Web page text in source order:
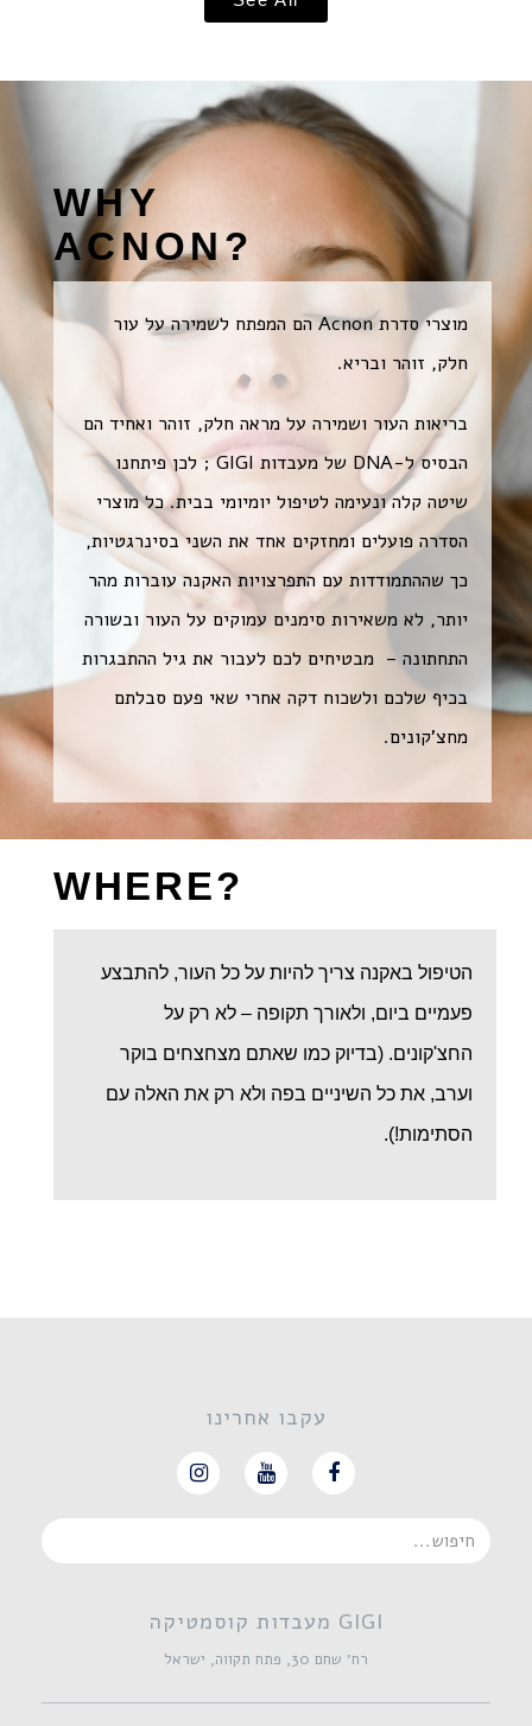
WHY
ACNON?
מוצרי סדרת Acnon הם המפתח לשמירה על עור
חלק, זוהר ובריא.
בריאות העור ושמירה על מראה חלק, זוהר ואחיד הם
הבסיס ל-DNA של מעבדות GIGI ; לכן פיתחנו
שיטה קלה ונעימה לטיפול יומיומי בבית. כל מוצרי
הסדרה פועלים ומחזקים אחד את השני בסינרגטיות,
כך שההתמודדות עם התפרצויות האקנה עוברות מהר
יותר, לא משאירות סימנים עמוקים על העור ובשורה
התחתונה – מבטיחים לכם לעבור את גיל ההתבגרות
בכיף שלכם ולשכוח דקה אחרי שאי פעם סבלתם
מחצ'קונים.
?WHERE
הטיפול באקנה צריך להיות על כל העור, להתבצע
פעמיים ביום, ולאורך תקופה – לא רק על
החצ'קונים. (בדיוק כמו שאתם מצחצחים בוקר
וערב, את כל השיניים בפה ולא רק את האלה עם
הסתימות!).
עקבו אחרינו
GIGI מעבדות קוסמטיקה
רח׳ שחם 30, פתח תקווה, ישראל